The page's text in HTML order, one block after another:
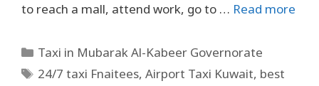
to reach a mall, attend work, go to … Read more
Taxi in Mubarak Al-Kabeer Governorate
24/7 taxi Fnaitees,Airport Taxi Kuwait, best